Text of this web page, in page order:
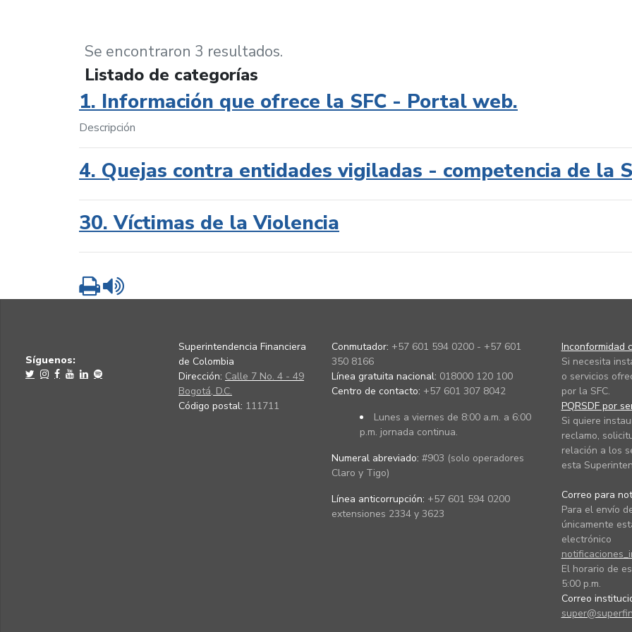
Se encontraron 3 resultados.
Listado de categorías
1. Información que ofrece la SFC - Portal web.
Descripción
4. Quejas contra entidades vigiladas - competencia de la
30. Víctimas de la Violencia
Imprimir
Síguenos:
Superintendencia Financiera
de Colombia
Dirección: Calle 7 No. 4 - 49
Bogotá, D.C.
Código postal: 111711
Conmutador: +57 601 594 0200 - +57 601
350 8166
Línea gratuita nacional: 018000 120 100
Centro de contacto: +57 601 307 8042
Lunes a viernes de 8:00 a.m. a 6:00
p.m. jornada continua.
Numeral abreviado: #903 (solo operadores
Claro y Tigo)
Línea anticorrupción: +57 601 594 0200
extensiones 2334 y 3623
Inconformidad
Si necesita
o servicios
por la SFC.
PQRSDF por
Si quiere
reclamo,
relación a los
esta
Correo para
Para el envío
únicamente
electrónico
El horario de
5:00 p.m.
Correo